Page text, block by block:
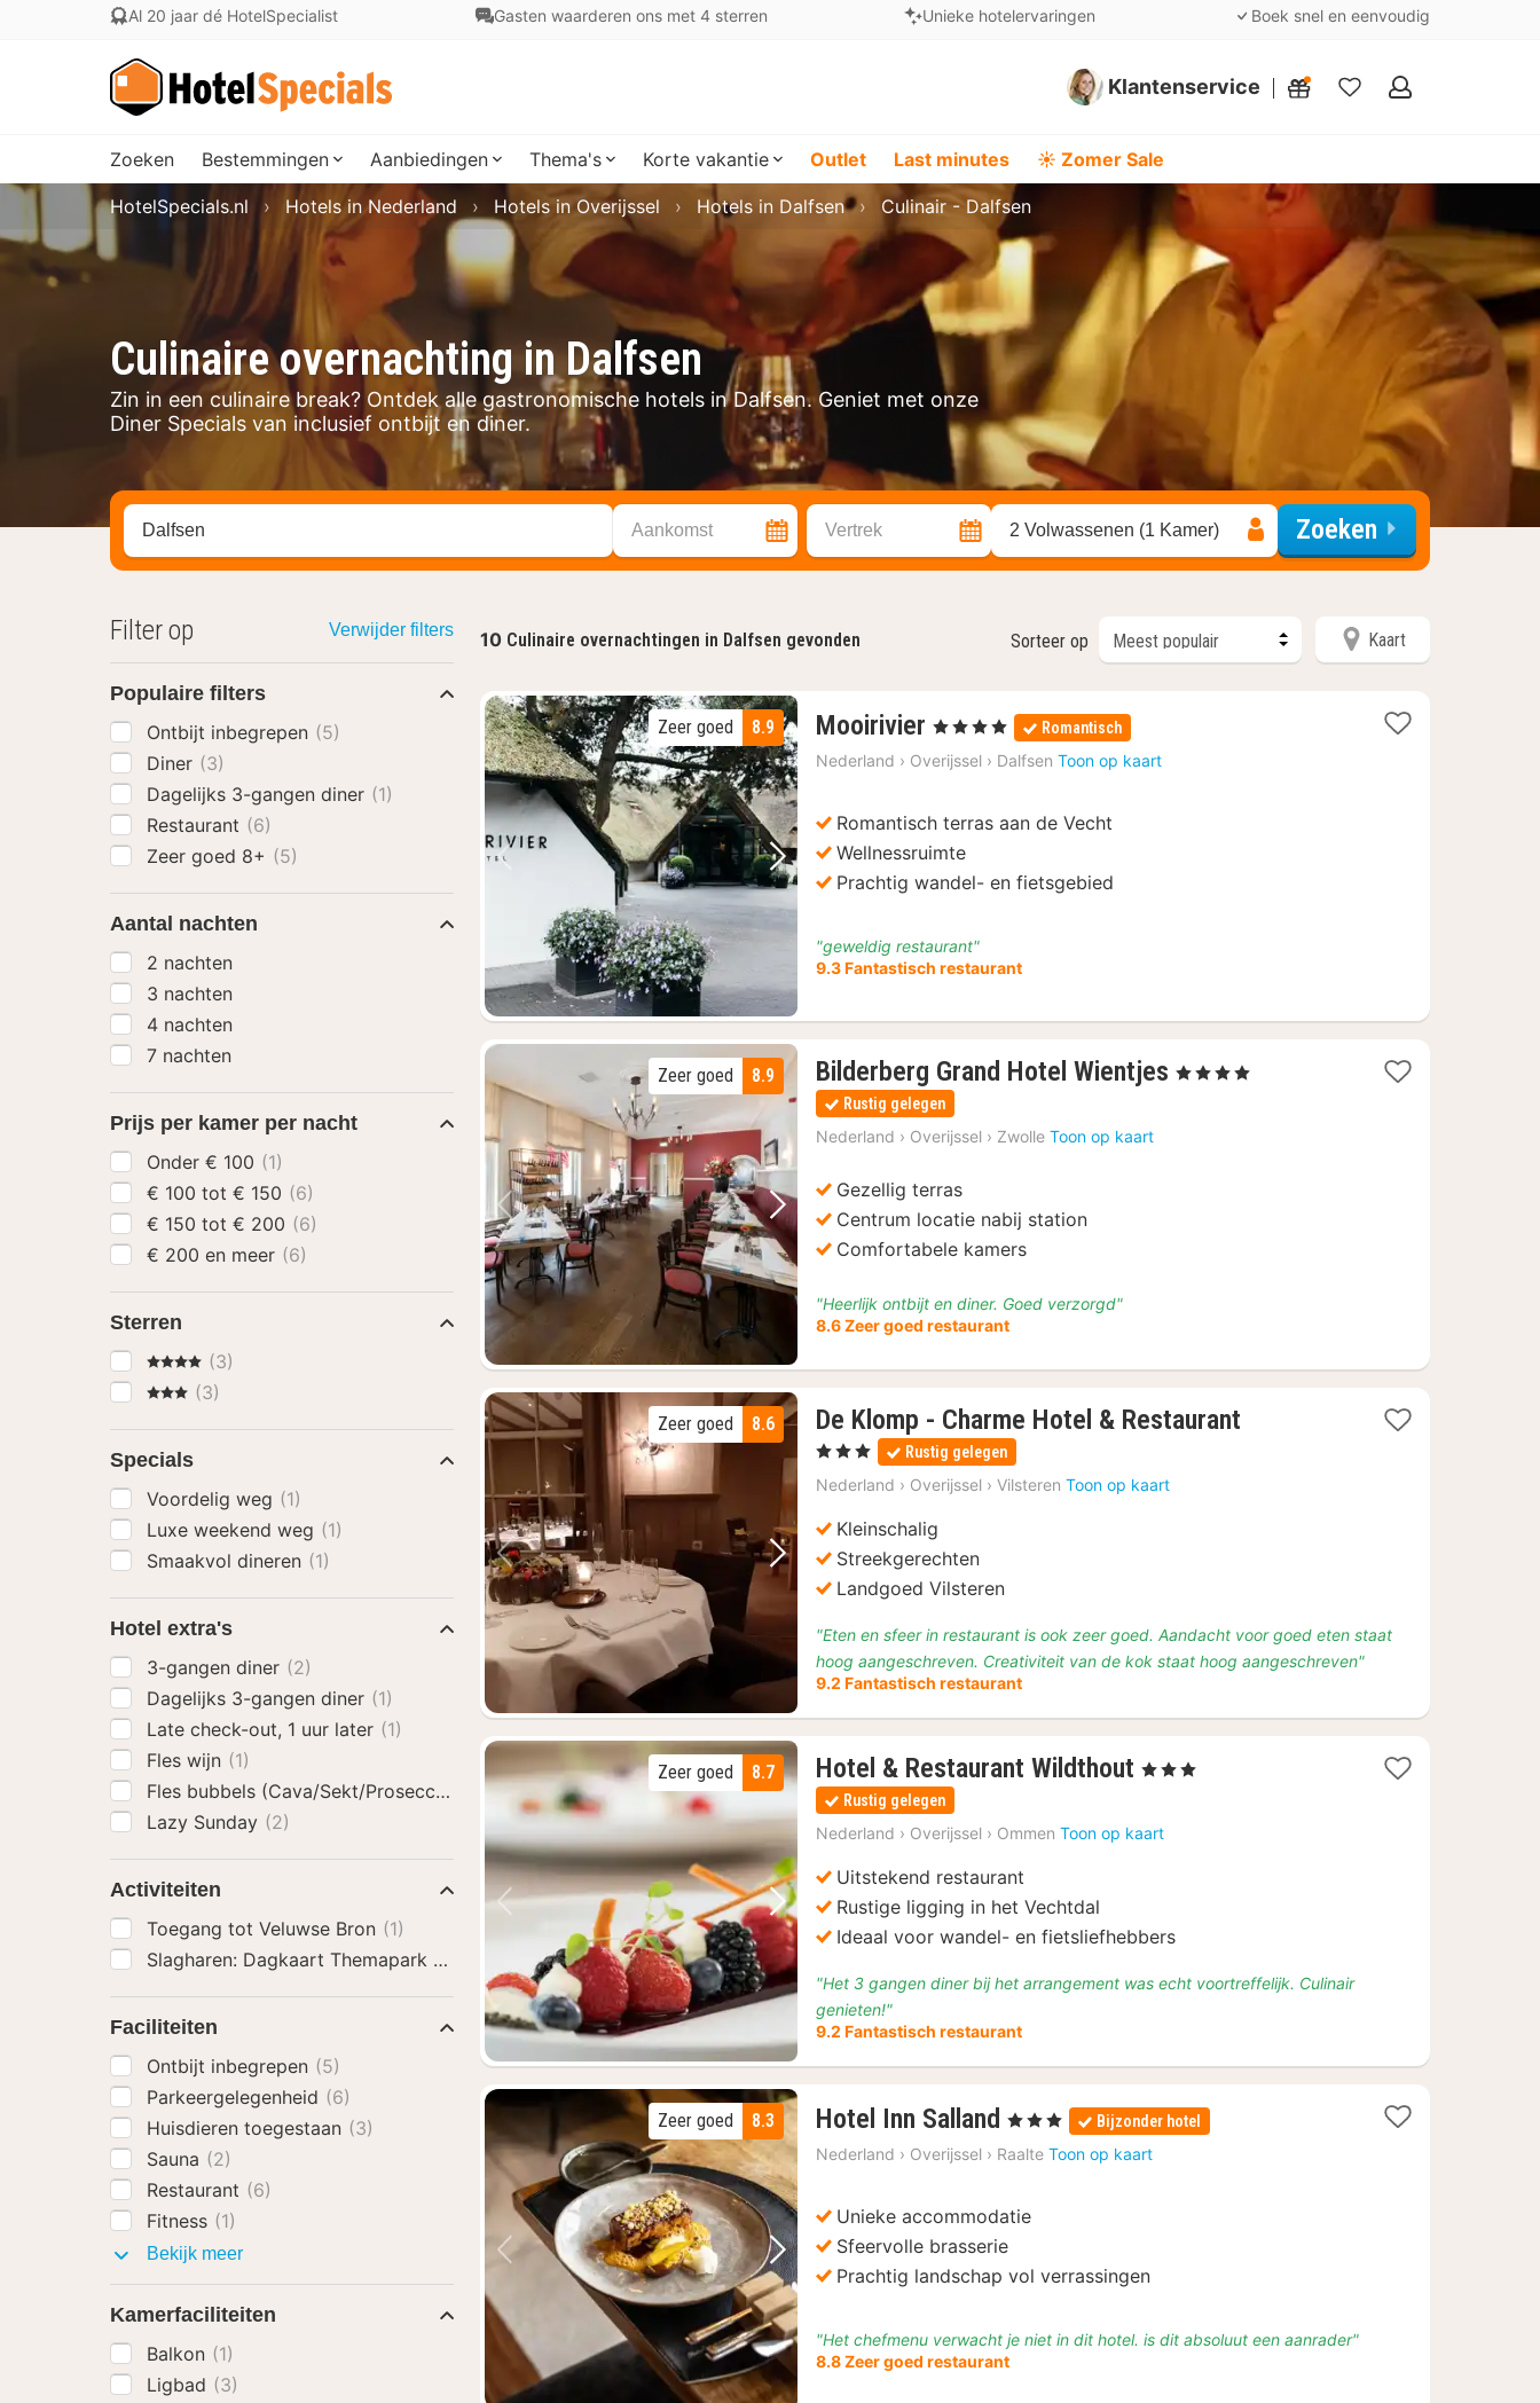
Al 20 jaar dé HotelSpecialist Gasten waarderen ons met 4 sterren Unieke hotelervaringen Boek snel en eenvoudig
Klantenservice
Mijn
Zoeken Bestemmingen Aanbiedingen Thema's Korte vakantie Outlet Last minutes ☀️ Zomer Sale
Culinaire overnachting in Dalfsen
Zin in een culinaire break? Ontdek alle gastronomische hotels in Dalfsen. Geniet met onze
Diner Specials van inclusief ontbijt en diner.
HotelSpecials.nl Hotels in Nederland Hotels in Overijssel Hotels in Dalfsen Culinair - Dalfsen
Zoek op hotel, regio of stad Aankomst Vertrek 2 Volwassenen (1 Kamer) Zoeken
10 Culinaire overnachtingen in Dalfsen gevonden Sorteer op Kaart
Vorige foto Volgende foto
8.9
Zeer goed Mooirivier 1
nacht
vanaf
148,50
, 4 Sterren Romantisch
Nederland › Overijssel › Dalfsen Toon op kaart
Romantisch terras aan de Vecht
Wellnessruimte
Prachtig wandel- en fietsgebied
"geweldig restaurant"
9.3 Fantastisch restaurant
Vorige foto Volgende foto
8.9
Zeer goed Bilderberg Grand Hotel Wientjes 1
, 4 Sterren
Rustig gelegen
Nederland › Overijssel › Zwolle Toon op kaart
Gezellig terras
Centrum locatie nabij station
Comfortabele kamers
"Heerlijk ontbijt en diner. Goed verzorgd"
8.6 Zeer goed restaurant
Vorige foto Volgende foto
8.6
Zeer goed De Klomp - Charme Hotel & Restaurant
, 3 Sterren Rustig gelegen
Nederland › Overijssel › Vilsteren Toon op kaart
Kleinschalig
Streekgerechten
Landgoed Vilsteren
"Eten en sfeer in restaurant is ook zeer goed. Aandacht voor goed eten staat
hoog aangeschreven. Creativiteit van de kok staat hoog aangeschreven"
9.2 Fantastisch restaurant
Vorige foto Volgende foto
8.7
Zeer goed Hotel & Restaurant Wildthout 1
vanaf
€
, 3 Sterren
Rustig gelegen
Nederland › Overijssel › Ommen Toon op kaart
Uitstekend restaurant
Rustige ligging in het Vechtdal
Ideaal voor wandel- en fietsliefhebbers
"Het 3 gangen diner bij het arrangement was echt voortreffelijk. Culinair
genieten!"
9.2 Fantastisch restaurant
Vorige foto Volgende foto
8.3
Zeer goed Hotel Inn Salland 1
nacht
vanaf
126
, 3 Sterren Bijzonder hotel
Nederland › Overijssel › Raalte Toon op kaart
Unieke accommodatie
Sfeervolle brasserie
Prachtig landschap vol verrassingen
"Het chefmenu verwacht je niet in dit hotel. is dit absoluut een aanrader"
8.8 Zeer goed restaurant
Filter op Verwijder filters
Populaire filters
Ontbijt inbegrepen (5)
Diner (3)
Dagelijks 3-gangen diner (1)
Restaurant (6)
Zeer goed 8+ (5)
Aantal nachten
2 nachten
3 nachten
4 nachten
7 nachten
Prijs per kamer per nacht
Onder € 100 (1)
€ 100 tot € 150 (6)
€ 150 tot € 200 (6)
€ 200 en meer (6)
Sterren
4 Sterren
(3)
3 Sterren
(3)
Specials
Voordelig weg (1)
Luxe weekend weg (1)
Smaakvol dineren (1)
Hotel extra's
3-gangen diner (2)
Dagelijks 3-gangen diner (1)
Late check-out, 1 uur later (1)
Fles wijn (1)
Fles bubbels (Cava/Sekt/Prosecco)
Lazy Sunday (2)
Activiteiten
Toegang tot Veluwse Bron (1)
Slagharen: Dagkaart Themapark & Resort Slagharen(2)
Faciliteiten
Ontbijt inbegrepen (5)
Parkeergelegenheid (6)
Huisdieren toegestaan (3)
Sauna (2)
Restaurant (6)
Fitness (1)
Bekijk meerFaciliteiten
Kamerfaciliteiten
Balkon (1)
Ligbad (3)